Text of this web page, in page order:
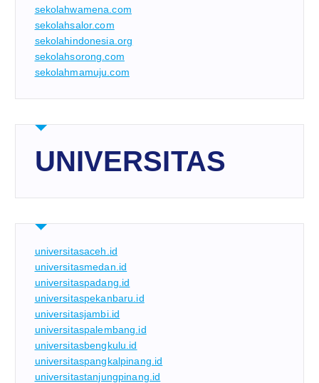
sekolahwamena.com
sekolahsalor.com
sekolahindonesia.org
sekolahsorong.com
sekolahmamuju.com
UNIVERSITAS
universitasaceh.id
universitasmedan.id
universitaspadang.id
universitaspekanbaru.id
universitasjambi.id
universitaspalembang.id
universitasbengkulu.id
universitaspangkalpinang.id
universitastanjungpinang.id